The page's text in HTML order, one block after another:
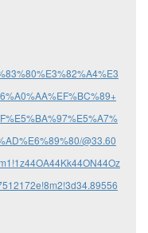
@33.60